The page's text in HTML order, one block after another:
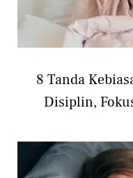
8 Tanda
Disiplin,